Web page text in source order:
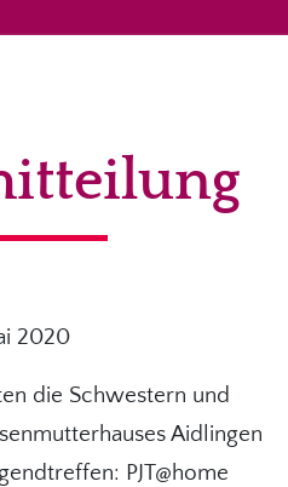
2020
die Schwestern und
Aidlingen
PJT@home